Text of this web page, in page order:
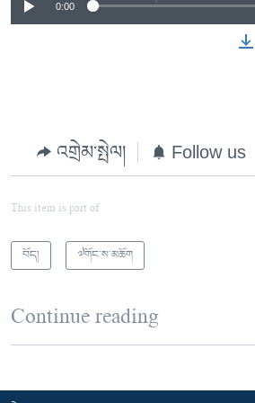
0:00
འགྲེམ་སྤེལ། Follow us
This item is part of
བོད། ༧གོང་ས་མཆོག
Continue reading